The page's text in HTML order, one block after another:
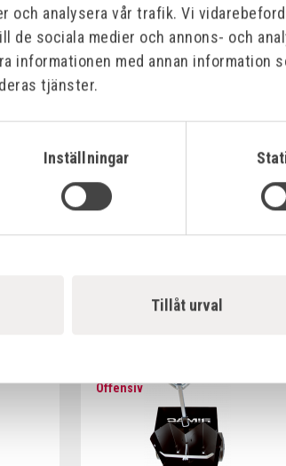
och analysera vår trafik. Vi
de sociala medier och annons- och
informationen med annan information
tjänster.
Inställningar
Tillåt urval
Offensiv